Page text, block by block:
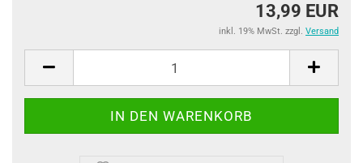
13,99 EUR
inkl. 19% MwSt. zzgl. Versand